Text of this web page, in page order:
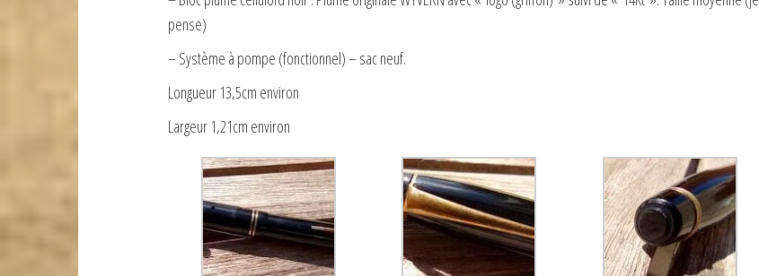
pense)
– Système à pompe (fonctionnel) – sac neuf.
Longueur 13,5cm environ
Largeur 1,21cm environ